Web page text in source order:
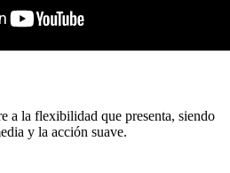
a la flexibilidad que presenta, siendo
y la acción suave.